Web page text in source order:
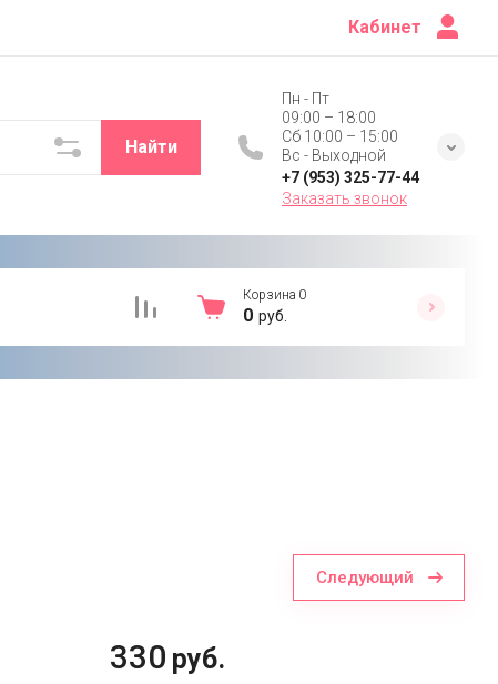
Кабинет
Найти
Пн - Пт
09:00 – 18:00
Сб 10:00 – 15:00
Вс - Выходной
+7 (953) 325-77-44
Заказать звонок
Корзина 0
0 руб.
Следующий
330 руб.